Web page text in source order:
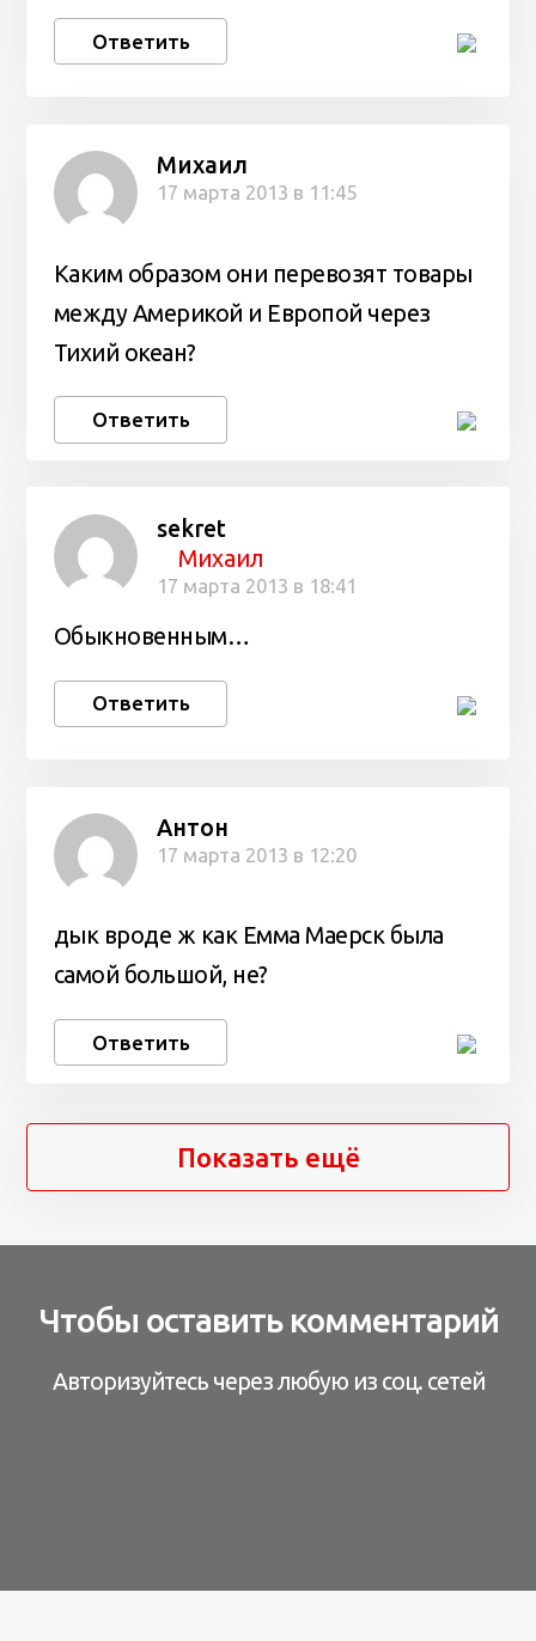
Ответить
Михаил
17 марта 2013 в 11:45
Каким образом они перевозят товары
между Америкой и Европой через
Тихий океан?
Ответить
sekret
Михаил
17 марта 2013 в 18:41
Обыкновенным…
Ответить
Антон
17 марта 2013 в 12:20
дык вроде ж как Емма Маерск была
самой большой, не?
Ответить
Показать ещё
Чтобы оставить комментарий
Авторизуйтесь через любую из соц. сетей